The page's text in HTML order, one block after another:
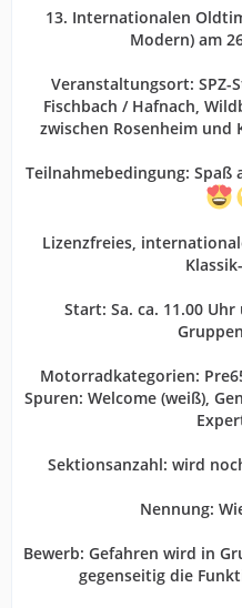
13. Internationalen
Modern) am
Veranstaltungsort: SPZ-
Fischbach / Hafnach,
zwischen Rosenheim und
Teilnahmebedingung:
Lizenzfreies,
Start: Sa. ca. 11.00
Motorradkategorien:
Spuren: Welcome (weiß),
Sektionsanzahl: wird
Nennung:
Bewerb: Gefahren wird in
gegenseitig die